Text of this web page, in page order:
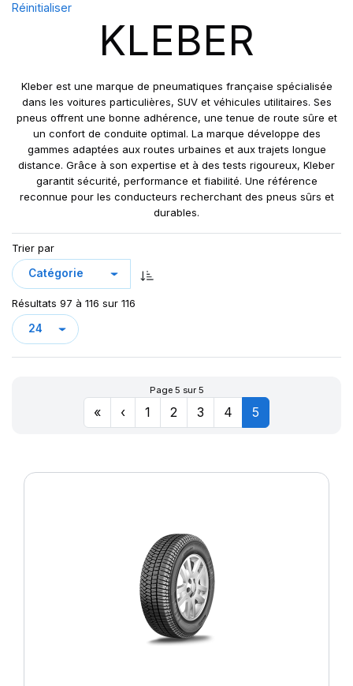
SUP 8L
XL DYNAXER UHP
Réinitialiser
KLEBER
Kleber est une marque de pneumatiques française spécialisée
dans les voitures particulières, SUV et véhicules utilitaires. Ses
pneus offrent une bonne adhérence, une tenue de route sûre et
un confort de conduite optimal. La marque développe des
gammes adaptées aux routes urbaines et aux trajets longue
distance. Grâce à son expertise et à des tests rigoureux, Kleber
garantit sécurité, performance et fiabilité. Une référence
reconnue pour les conducteurs recherchant des pneus sûrs et
durables.
Trier par
Résultats 97 à 116 sur 116
Page 5 sur 5
« ‹ 1 2 3 4 5